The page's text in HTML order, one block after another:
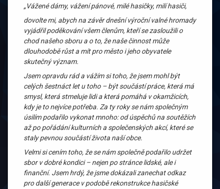
„Vážené dámy, vážení pánové, milé hasičky, milí hasiči,
dovolte mi, abych na závěr dnešní výroční valné hromady
vyjádřil poděkování všem členům, kteří se zasloužili o
chod našeho sboru a o to, že naše činnost může
dlouhodobě růst a mít pro město i jeho obyvatele
skutečný význam.
Jsem opravdu rád a vážím si toho, že jsem mohl být
celých šestnáct let u toho – být součástí práce, která má
smysl, která stmeluje lidi a která pomáhá v okamžicích,
kdy je to nejvíce potřeba. Za ty roky se nám společným
úsilím podařilo vykonat mnoho: od úspěchů na soutěžích
až po pořádání kulturních a společenských akcí, které se
staly pevnou součástí života naší obce.
Velmi si cením toho, že se nám společně podařilo udržet
sbor v dobré kondici – nejen po stránce lidské, ale i
finanční. Jsem hrdý, že jsme dokázali zanechat odkaz
pro další generace v podobě rekonstrukce hasičské